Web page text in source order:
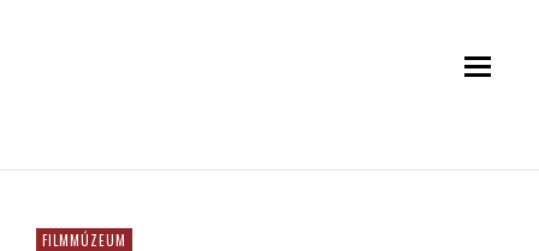
FILMMÚZEUM